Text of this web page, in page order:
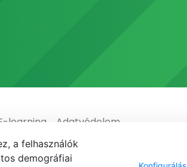
learning Adatvédelem
a felhasználók
demográfiai